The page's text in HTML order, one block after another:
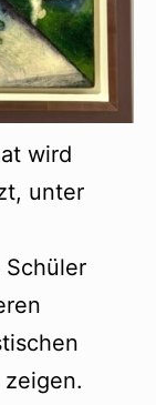
wird
unter
Schüler
zeigen.